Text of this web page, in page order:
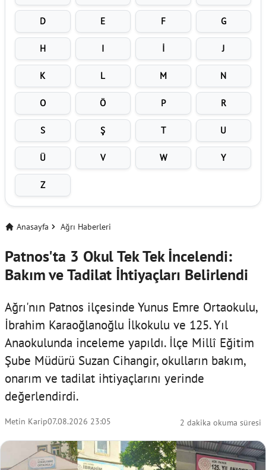
D E F G
H I İ J
K L M N
O Ö P R
S Ş T U
Ü V W Y
Z
Anasayfa Ağrı Haberleri
Patnos'ta 3 Okul Tek Tek İncelendi:
Bakım ve Tadilat İhtiyaçları Belirlendi
Ağrı'nın Patnos ilçesinde Yunus Emre Ortaokulu,
İbrahim Karaoğlanoğlu İlkokulu ve 125. Yıl
Anaokulunda inceleme yapıldı. İlçe Millî Eğitim
Şube Müdürü Suzan Cihangir, okulların bakım,
onarım ve tadilat ihtiyaçlarını yerinde
değerlendirdi.
Metin Karip07.08.2026 23:05 2 dakika okuma süresi